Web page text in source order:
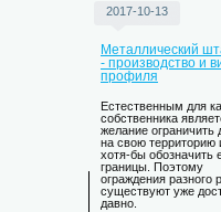
2017-10-13
Металлический
- производство и
профиля
Естественным для
собственника
желание ограничить
на свою территорию
хотя-бы обозначить
границы. Поэтому
ограждения разного
существуют уже
давно.